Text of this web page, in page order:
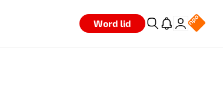
Word lid